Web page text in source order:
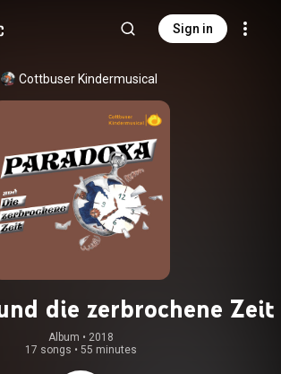
Sign in
Cottbuser Kindermusical
die zerbrochene Zeit
Album • 2018
17 songs • 55 minutes